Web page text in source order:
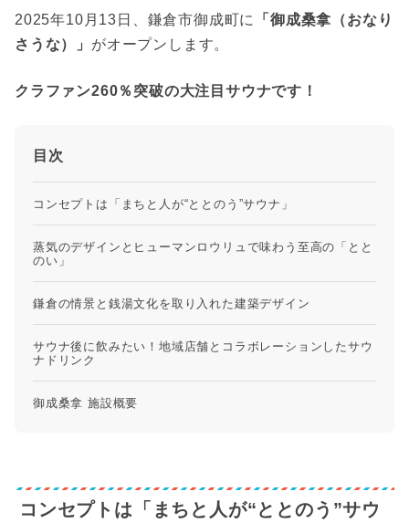
2025年10月13日、鎌倉市御成町に
「御成桑拿（おなり
さうな）」 がオープンします。
クラファン260％突破の大注目サウナです！
目次
コンセプトは「まちと人が“ととのう”サウナ」
蒸気のデザインとヒューマンロウリュで味わう至高の「とと
のい」
鎌倉の情景と銭湯文化を取り入れた建築デザイン
サウナ後に飲みたい！地域店舗とコラボレーションしたサウ
ナドリンク
御成桑拿 施設概要
コンセプトは「まちと人が“ととのう”サウ